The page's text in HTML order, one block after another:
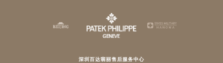
深圳百达翡丽售后服务中心